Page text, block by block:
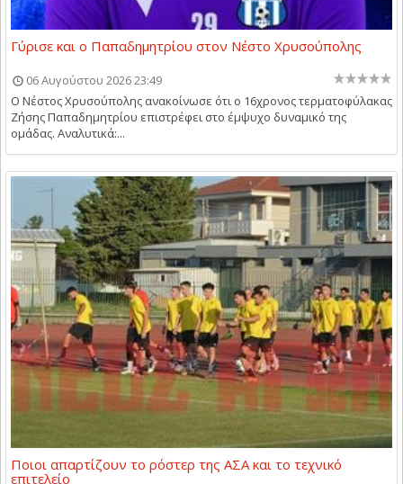
Γύρισε και ο Παπαδημητρίου στον Νέστο Χρυσούπολης
06 Αυγούστου 2026 23:49
Ο Νέστος Χρυσούπολης ανακοίνωσε ότι ο 16χρονος τερματοφύλακας
Ζήσης Παπαδημητρίου επιστρέφει στο έμψυχο δυναμικό της
ομάδας. Αναλυτικά:...
Ποιοι απαρτίζουν το ρόστερ της ΑΣΑ και το τεχνικό
επιτελείο